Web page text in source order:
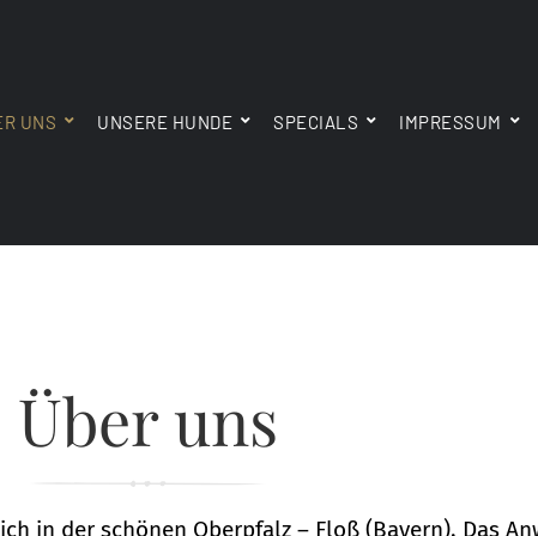
UNS UNSERE HUNDE SPECIALS IMPRESSUM
Über uns
in der schönen Oberpfalz – Floß (Bayern). Das